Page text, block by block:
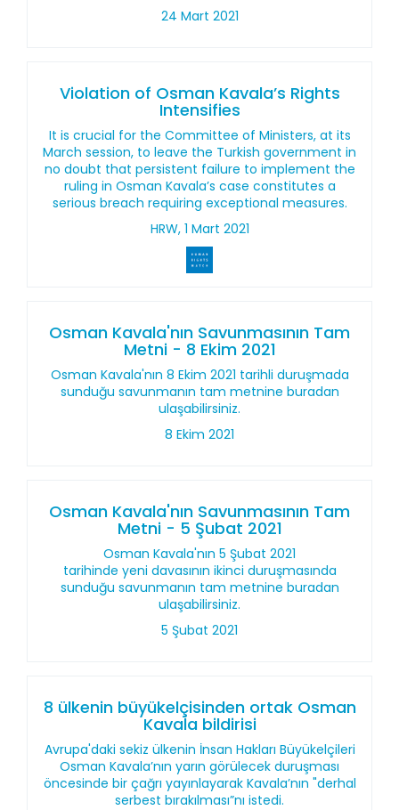
24 Mart 2021
Violation of Osman Kavala’s Rights
Intensifies
It is crucial for the Committee of Ministers, at its
March session, to leave the Turkish government in
no doubt that persistent failure to implement the
ruling in Osman Kavala’s case constitutes a
serious breach requiring exceptional measures.
HRW, 1 Mart 2021
Osman Kavala'nın Savunmasının Tam
Metni - 8 Ekim 2021
Osman Kavala'nın 8 Ekim 2021 tarihli duruşmada
sunduğu savunmanın tam metnine buradan
ulaşabilirsiniz.
8 Ekim 2021
Osman Kavala'nın Savunmasının Tam
Metni - 5 Şubat 2021
Osman Kavala'nın 5 Şubat 2021
tarihinde yeni davasının ikinci duruşmasında
sunduğu savunmanın tam metnine buradan
ulaşabilirsiniz.
5 Şubat 2021
8 ülkenin büyükelçisinden ortak Osman
Kavala bildirisi
Avrupa'daki sekiz ülkenin İnsan Hakları Büyükelçileri
Osman Kavala’nın yarın görülecek duruşması
öncesinde bir çağrı yayınlayarak Kavala’nın "derhal
serbest bırakılması”nı istedi.